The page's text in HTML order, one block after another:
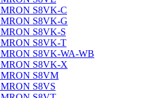
S8VK-C
S8VK-G
S8VK-S
S8VK-T
S8VK-WA-WB
S8VK-X
S8VM
S8VS